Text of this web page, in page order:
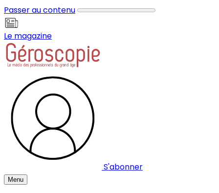
Passer au contenu
Le magazine
S'abonner
Menu
Panneau de gestion des cookies